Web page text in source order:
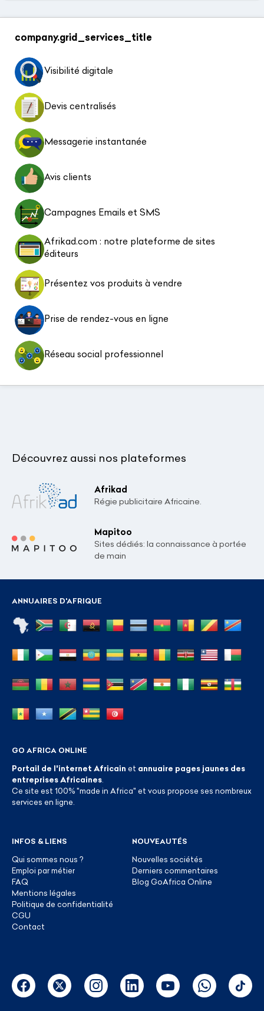
company.grid_services_title
Visibilité digitale
Devis centralisés
Messagerie instantanée
Avis clients
Campagnes Emails et SMS
Afrikad.com : notre plateforme de sites
éditeurs
Présentez vos produits à vendre
Prise de rendez-vous en ligne
Réseau social professionnel
Découvrez aussi nos plateformes
Afrikad
Régie publicitaire Africaine.
Mapitoo
Sites dédiés: la connaissance à portée
de main
ANNUAIRES D'AFRIQUE
GO AFRICA ONLINE
Portail de l'internet Africain et annuaire pages jaunes des
entreprises Africaines
Ce site est 100% "made in Africa" et vous propose ses nombreux
services en ligne.
INFOS & LIENS
Qui sommes nous ?
Emploi par métier
FAQ
Mentions légales
Politique de confidentialité
CGU
Contact
NOUVEAUTÉS
Nouvelles sociétés
Derniers commentaires
Blog GoAfrica Online